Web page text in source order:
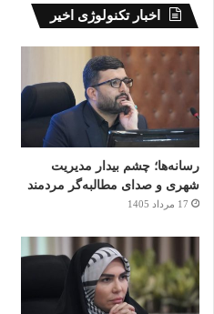
اخبار تکنولوژی اخیر
رسانه‌ها؛ چشم بیدار مدیریت
شهری و صدای مطالبه‌گر مردمند
17 مرداد 1405